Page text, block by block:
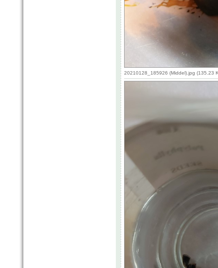
20210128_185926 (Middel).jpg (135.23